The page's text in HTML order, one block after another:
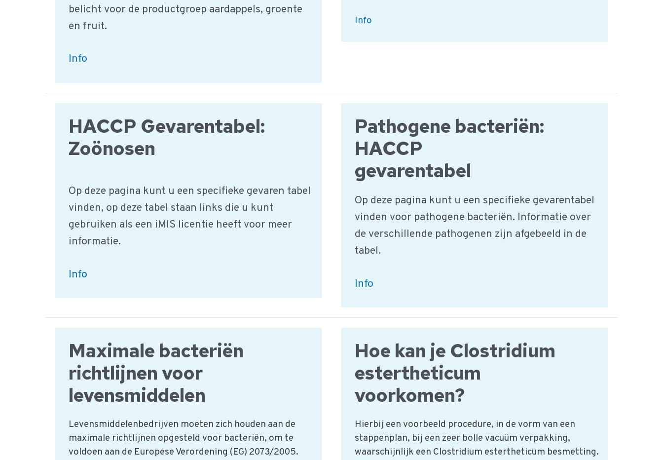
belicht voor de productgroep aardappels, groente
en fruit.
Aardappels,
&
HACCP
Productgroep
Info
HACCP
Info
HACCP Gevarentabel:
Zoönosen
Op deze pagina kunt u een specifieke gevaren tabel
vinden, op deze tabel staan links die u kunt
gebruiken als een iMIS licentie heeft voor meer
informatie.
HACCP
Info
Pathogene bacteriën:
HACCP
gevarentabel
Op deze pagina kunt u een specifieke gevarentabel
vinden voor pathogene bacteriën. Informatie over
de verschillende pathogenen zijn afgebeeld in de
tabel.
Pathogene
HACCP
Info
Maximale bacteriën
richtlijnen voor
levensmiddelen
Levensmiddelenbedrijven moeten zich houden aan de
maximale richtlijnen opgesteld voor bacteriën, om te
voldoen aan de Europese Verordening (EG) 2073/2005.
Hoe kan je Clostridium
estertheticum
voorkomen?
Hierbij een voorbeeld procedure, in de vorm van een
stappenplan, bij een zeer bolle vacuüm verpakking,
waarschijnlijk een Clostridium estertheticum besmetting.